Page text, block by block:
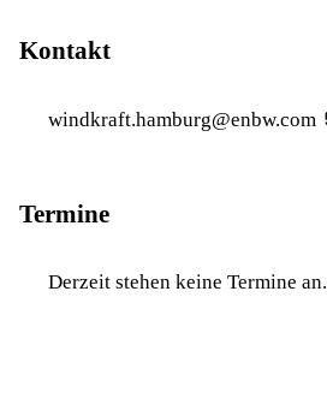
Kontakt
windkraft.hamburg@enbw.com
Termine
Derzeit stehen keine Termine an.